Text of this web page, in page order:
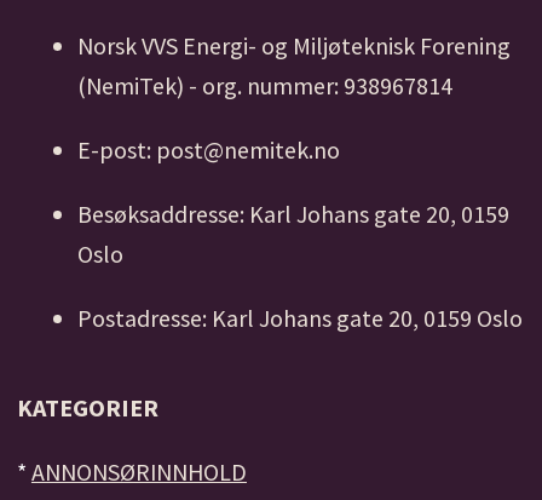
Norsk VVS Energi- og Miljøteknisk Forening
(NemiTek) - org. nummer: 938967814
E-post: post@nemitek.no
Besøksaddresse: Karl Johans gate 20, 0159
Oslo
Postadresse: Karl Johans gate 20, 0159 Oslo
KATEGORIER
* ANNONSØRINNHOLD